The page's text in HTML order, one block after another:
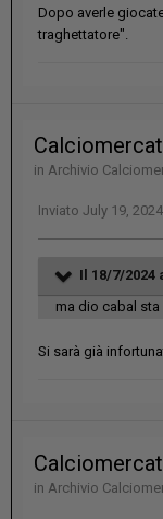
Dopo averle
traghettatore".
in Archivio
Inviato July 19, 2024
Il 18/7/2024
ma dio cabal sta
Si sarà già
in Archivio